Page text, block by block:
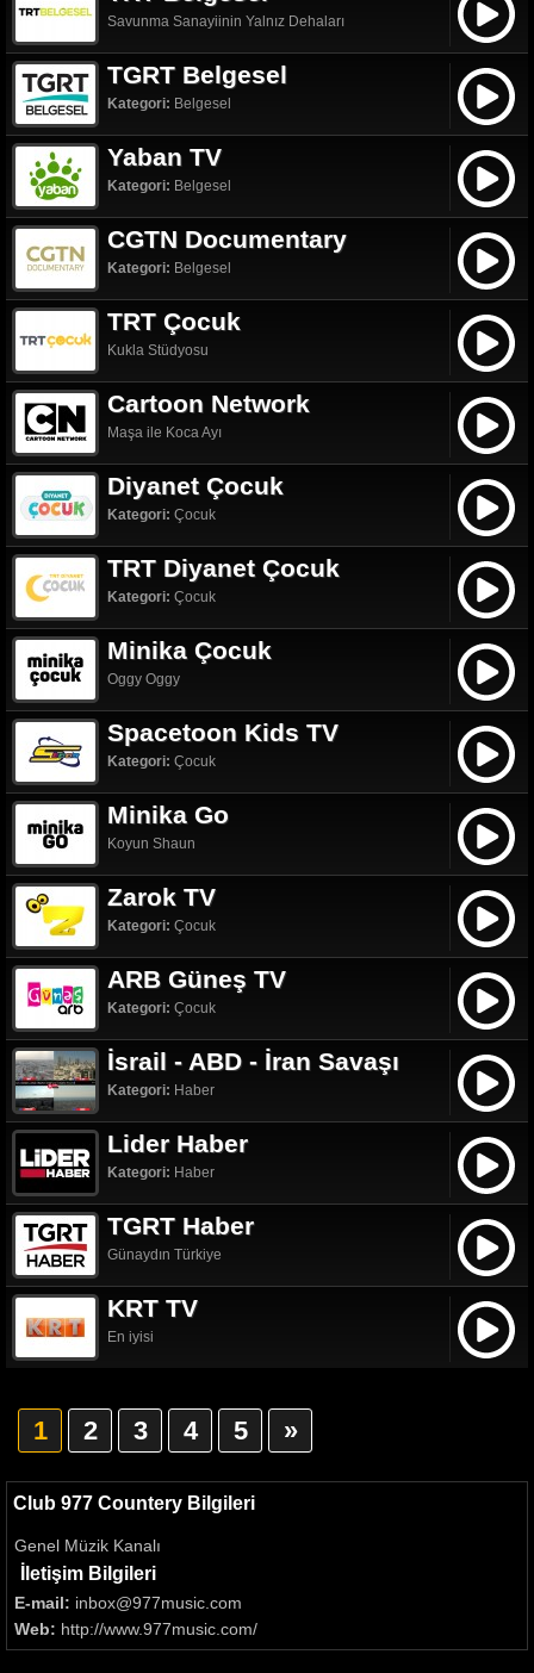
Savunma Sanayiinin Yalnız Dehaları
TGRT Belgesel
Kategori: Belgesel
Yaban TV
Kategori: Belgesel
CGTN Documentary
Kategori: Belgesel
TRT Çocuk
Kukla Stüdyosu
Cartoon Network
Maşa ile Koca Ayı
Diyanet Çocuk
Kategori: Çocuk
TRT Diyanet Çocuk
Kategori: Çocuk
Minika Çocuk
Oggy Oggy
Spacetoon Kids TV
Kategori: Çocuk
Minika Go
Koyun Shaun
Zarok TV
Kategori: Çocuk
ARB Güneş TV
Kategori: Çocuk
İsrail - ABD - İran Savaşı
Kategori: Haber
Lider Haber
Kategori: Haber
TGRT Haber
Günaydın Türkiye
KRT TV
En iyisi
1 2 3 4 5 »
Club 977 Countery Bilgileri
Genel Müzik Kanalı
İletişim Bilgileri
E-mail: inbox@977music.com
Web: http://www.977music.com/